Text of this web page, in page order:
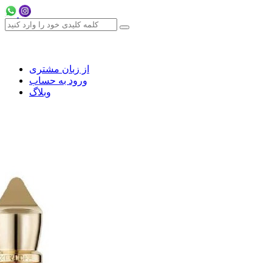
از زبان مشتری
ورود به حساب
وبلاگ